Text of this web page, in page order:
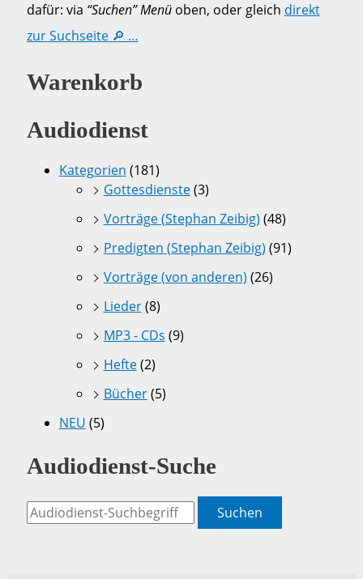
dafür: via “Suchen” Menüoben, oder gleich direkt
zur Suchseite 🔎 …
Warenkorb
Audiodienst
Kategorien (181)
Gottesdienste(3)
Vorträge (Stephan Zeibig) (48)
Predigten (Stephan Zeibig) (91)
Vorträge (von anderen) (26)
Lieder(8)
MP3 - CDs (9)
Hefte(2)
Bücher(5)
NEU (5)
Audiodienst-Suche
Suchen